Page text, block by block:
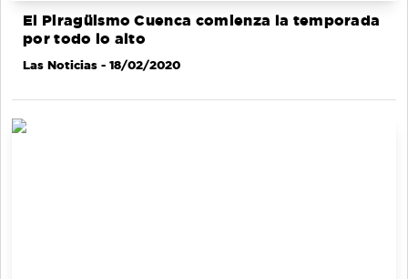
El Piragüismo Cuenca comienza la temporada
por todo lo alto
Las Noticias - 18/02/2020